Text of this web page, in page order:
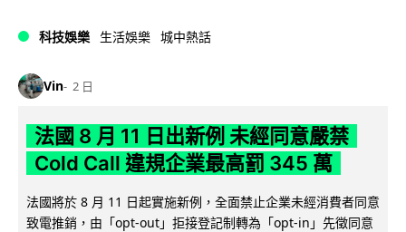
科技娛樂 生活娛樂 城中熱話
Vin 2 日
法國 8 月 11 日出新例 未經同意嚴禁
Cold Call 違規企業最高罰 345 萬
法國將於 8 月 11 日起實施新例，全面禁止企業未經消費者同意
致電推銷，由「opt-out」拒接登記制轉為「opt-in」先徵同意